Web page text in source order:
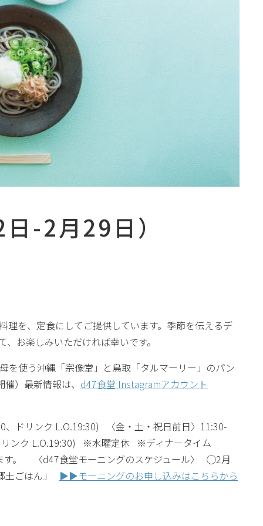
-2月29日）
を、定食にしてご提供しています。季節を伝えるデ
お楽しみいただければ幸いです。
を使う沖縄「宗像堂」と鳥取「タルマーリー」のパン
）最新情報は、 d47食堂 Instagramアカウント
リンク L.O.19:30) 〈金・土・祝日前日〉11:30-
リンク L.O.19:30) ※水曜定休 ※ディナータイム
す。 〈d47食堂モーニングのスケジュール〉 ◯2月
土ごはん」 ▶︎▶︎モーニングのお申し込みはこちらから